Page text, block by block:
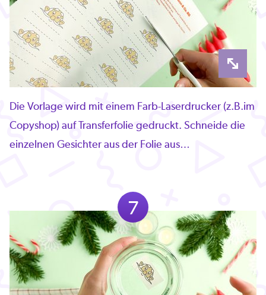
Die Vorlage wird mit einem Farb-Laserdrucker (z.B.im
Copyshop) auf Transferfolie gedruckt. Schneide die
einzelnen Gesichter aus der Folie aus…
7